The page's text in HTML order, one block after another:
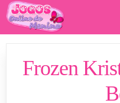
Frozen